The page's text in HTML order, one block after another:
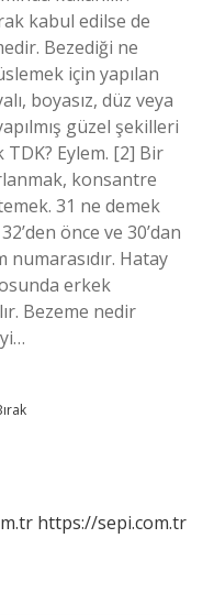
kabul edilse de
Bezediği ne
için yapılan
boyasız, düz veya
güzel şekilleri
Eylem. [2] Bir
konsantre
31 ne demek
önce ve 30’dan
Hatay
erkek
Bezeme nedir
https://sepi.com.tr